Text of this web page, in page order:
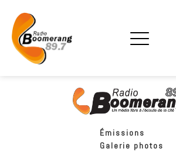
Émissions
Galerie photos